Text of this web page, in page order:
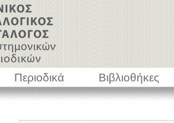
Περιοδικά Βιβλιοθήκες